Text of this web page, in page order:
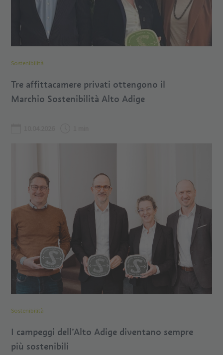
Sostenibilità
Tre affittacamere privati ottengono il
Marchio Sostenibilità Alto Adige
Sostenibilità
I campeggi dell’Alto Adige diventano sempre
più sostenibili